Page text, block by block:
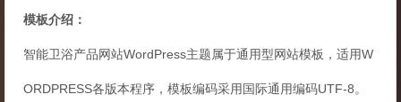
模板介绍：
智能卫浴产品网站WordPress主题属于通用型网站模板，适用W
ORDPRESS各版本程序，模板编码采用国际通用编码UTF-8。